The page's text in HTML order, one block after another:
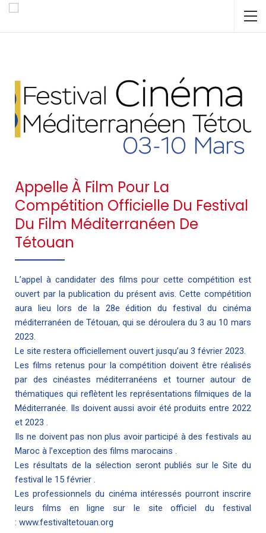
Appelle À Film Pour La
Compétition Officielle Du Festival
Du Film Méditerranéen De
Tétouan
L’appel à candidater des films pour cette compétition est
ouvert par la publication du présent avis. Cette compétition
aura lieu lors de la 28e édition du festival du cinéma
méditerranéen de Tétouan, qui se déroulera du 3 au 10 mars
2023.
Le site restera officiellement ouvert jusqu’au 3 février 2023.
Les films retenus pour la compétition doivent être réalisés
par des cinéastes méditerranéens et tourner autour de
thématiques qui reflètent les représentations filmiques de la
Méditerranée. Ils doivent aussi avoir été produits entre 2022
et 2023 .
Ils ne doivent pas non plus avoir participé à des festivals au
Maroc à l’exception des films marocains .
Les résultats de la sélection seront publiés sur le Site du
festival le 15 février .
Les professionnels du cinéma intéressés pourront inscrire
leurs films en ligne sur le site officiel du festival
:www.festivaltetouan.org